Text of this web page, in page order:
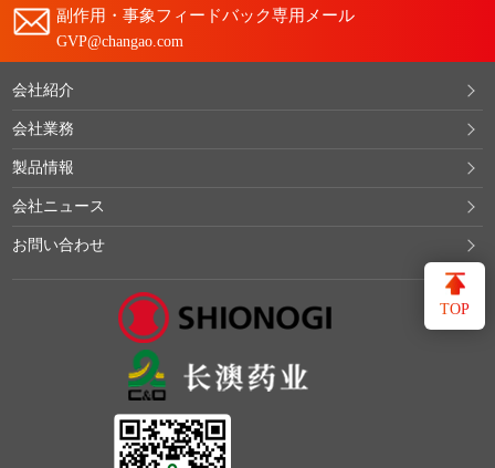
副作用・事象フィードバック専用メール
GVP@changao.com
TOP
会社紹介
会社業務
製品情報
会社ニュース
お問い合わせ